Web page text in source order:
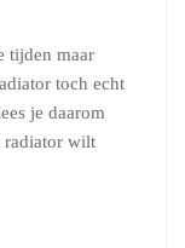
tijden maar
toch echt
je daarom
radiator wilt